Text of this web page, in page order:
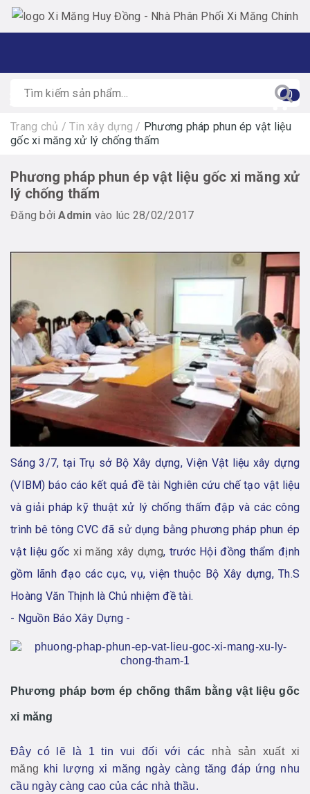
0
Trang chủ / Tin xây dựng / Phương pháp phun ép vật liệu
gốc xi măng xử lý chống thấm
Phương pháp phun ép vật liệu gốc xi măng xử
lý chống thấm
Đăng bởiAdmin vào lúc 28/02/2017
Sáng 3/7, tại Trụ sở Bộ Xây dựng, Viện Vật liệu xây dựng
(VIBM) báo cáo kết quả đề tài Nghiên cứu chế tạo vật liệu
và giải pháp kỹ thuật xử lý chống thấm đập và các công
trình bê tông CVC đã sử dụng bằng phương pháp phun ép
vật liệu gốc xi măng xây dựng, trước Hội đồng thẩm định
gồm lãnh đạo các cục, vụ, viện thuộc Bộ Xây dựng, Th.S
Hoàng Văn Thịnh là Chủ nhiệm đề tài.
- Nguồn Báo Xây Dựng -
Phương pháp bơm ép chống thấm bằng vật liệu gốc
xi măng
Đây có lẽ là 1 tin vui đối với các nhà sản xuất xi
măng khi lượng xi măng ngày càng tăng đáp ứng nhu
cầu ngày càng cao của các nhà thầu.